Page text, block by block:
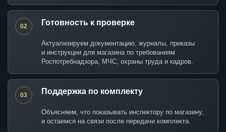
02 Готовность к проверке
Актуализируем документацию, журналы, приказы
и инструкции для магазина по требованиям
Роспотребнадзора, МЧС, охраны труда и кадров.
03 Поддержка по комплекту
Объясняем, что показывать инспектору по магазину,
и остаемся на связи после передачи комплекта.